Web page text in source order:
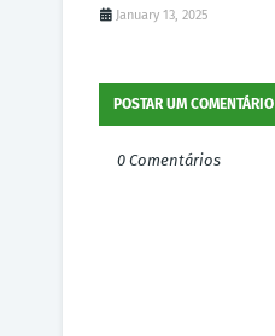
January 13, 2025
POSTAR UM COMENTÁRIO
0 Comentários